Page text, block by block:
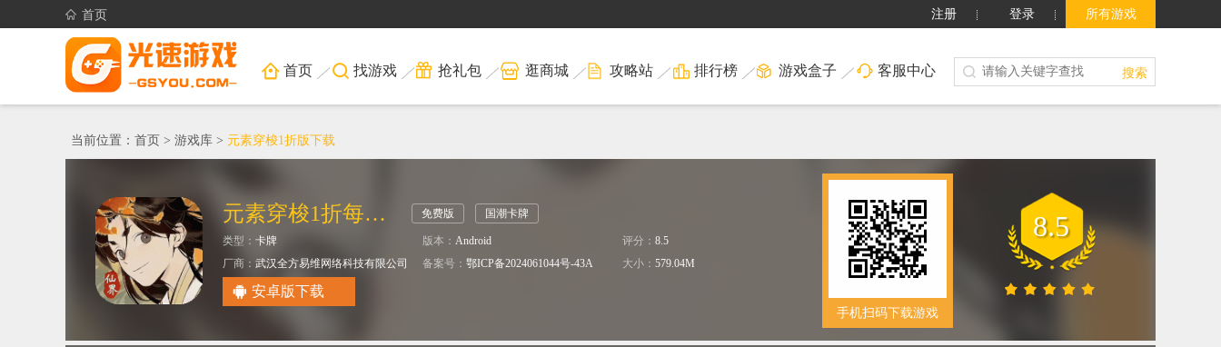
首页 注册 登录 所有游戏
首页 找游戏 抢礼包 逛商城 攻略站 排行榜 游戏盒子 客服中心 搜索
当前位置： 首页 > 游戏库 > 元素穿梭1折版下载
元素穿梭1折每日送代金券免费版 免费版 国潮卡牌
类型： 卡牌 版本： Android 评分： 8.5
厂商： 武汉全方易维网络科技有限公司 备案号： 鄂ICP备2024061044号-43A 大小： 579.04M
安卓版下载
手机扫码下载游戏
8.5